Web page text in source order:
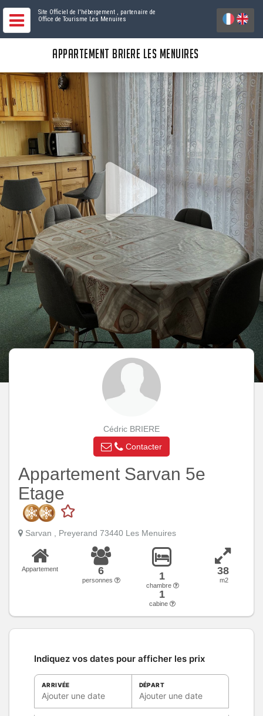
Site Officiel de l'hébergement , partenaire de
Office de Tourisme Les Menuires
APPARTEMENT BRIERE LES MENUIRES
Cédric BRIERE
Contacter
Appartement Sarvan 5e
Etage
Sarvan , Preyerand 73440 Les Menuires
Appartement 6
personnes 1
chambre
1
cabine
38
m2
Indiquez vos dates pour afficher les prix
ARRIVÉE
Ajouter une date
DÉPART
Ajouter une date